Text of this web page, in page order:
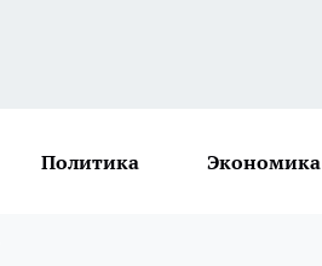
Политика Экономика